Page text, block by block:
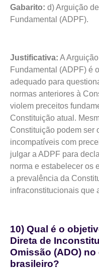
Gabarito: d) Arguição
Fundamental (ADPF).
Justificativa: A
Fundamental (ADPF) é
adequado para
normas anteriores à
violem preceitos
Constituição atual.
Constituição podem ser
incompatíveis com
julgar a ADPF para
norma e estabelecer os
a prevalência da
infraconstitucionais que
10) Qual é o
Direta de
Omissão (ADO)
brasileiro?